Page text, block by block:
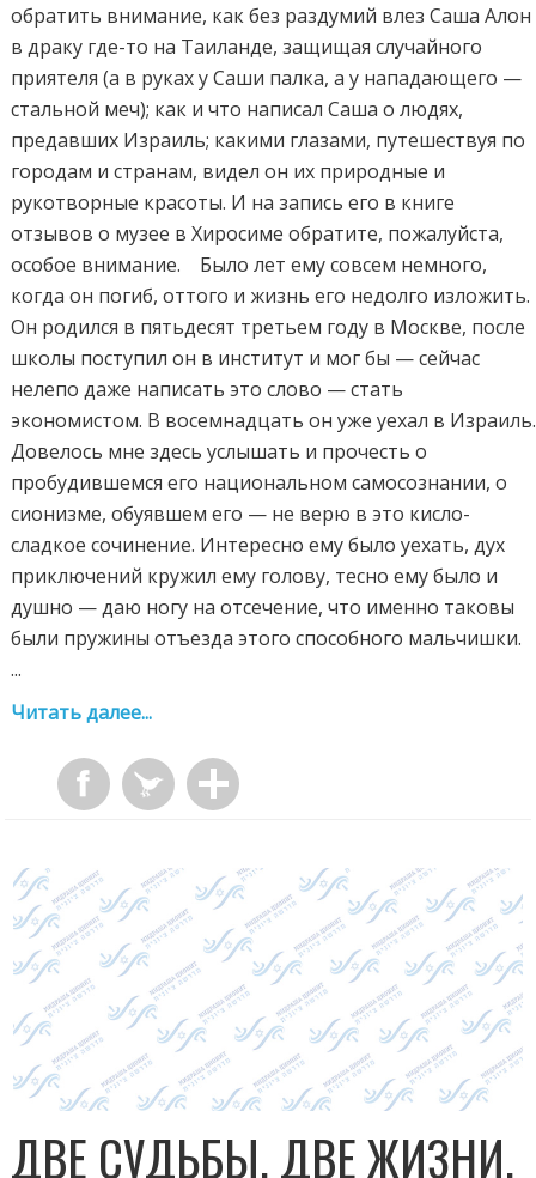
обратить внимание, как без раздумий влез Саша Алон
в драку где-то на Таиланде, защищая случайного
приятеля (а в руках у Саши палка, а у нападающего —
стальной меч); как и что написал Саша о людях,
предавших Израиль; какими глазами, путешествуя по
городам и странам, видел он их природные и
рукотворные красоты. И на запись его в книге
отзывов о музее в Хиросиме обратите, пожалуйста,
особое внимание. Было лет ему совсем немного,
когда он погиб, оттого и жизнь его недолго изложить.
Он родился в пятьдесят третьем году в Москве, после
школы поступил он в институт и мог бы — сейчас
нелепо даже написать это слово — стать
экономистом. В восемнадцать он уже уехал в Израиль.
Довелось мне здесь услышать и прочесть о
пробудившемся его национальном самосознании, о
сионизме, обуявшем его — не верю в это кисло-
сладкое сочинение. Интересно ему было уехать, дух
приключений кружил ему голову, тесно ему было и
душно — даю ногу на отсечение, что именно таковы
были пружины отъезда этого способного мальчишки.
...
Читать далее...
ДВЕ СУДЬБЫ, ДВЕ ЖИЗНИ,